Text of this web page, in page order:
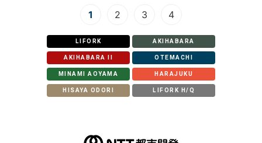
1 2 3 4
LIFORK
AKIHABARA
AKIHABARA II
OTEMACHI
MINAMI AOYAMA
HARAJUKU
HISAYA ODORI
LIFORK H/Q